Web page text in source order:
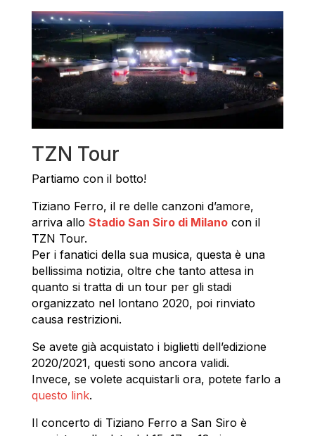
TZN Tour
Partiamo con il botto!
Tiziano Ferro, il re delle canzoni d’amore,
arriva allo Stadio San Siro di Milanocon il
TZN Tour.
Per i fanatici della sua musica, questa è una
bellissima notizia, oltre che tanto attesa in
quanto si tratta di un tour per gli stadi
organizzato nel lontano 2020, poi rinviato
causa restrizioni.
Se avete già acquistato i biglietti dell’edizione
2020/2021, questi sono ancora validi.
Invece, se volete acquistarli ora, potete farlo a
questo link.
Il concerto di Tiziano Ferro a San Siro è